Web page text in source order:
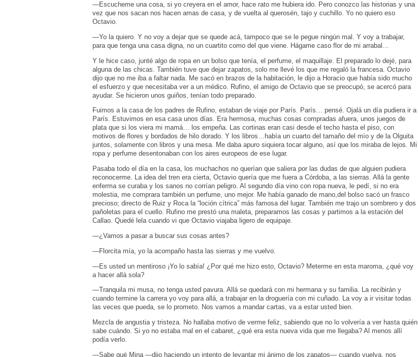
—Escucheme una cosa, si yo creyera en el amor, hace rato me hubiera ido. Pero conozco las historias y una
vez que nos sacan nos hacen amas de casa, y de vuelta al querosén, tajo y cuchillo. Yo no quiero eso
Octavio.
—Yo la quiero. Y no voy a dejar que se quede acá, tampoco que se le pegue ningún mal. Y voy a trabajar,
para que tenga una casa digna, no un cuartito como del que viene. Hágame caso flor de mi arrabal…
Y le hice caso, junté algo de ropa en un bolso que tenía, el perfume, el maquillaje. El preparado lo dejé, para
alguna de las chicas. También tuve que dejar zapatos, solo me llevé los que me regaló la francesa. Octavio
dijo que no me iba a faltar nada. Me sacó en brazos de la habitación, le dijo a Horacio que había sido mucho
el esfuerzo y que necesitaba ver a un médico. Rufino, el amigo de Octavio que se preocupó, se acercó para
ayudar. Se hicieron unos guiños, tenían todo preparado.
Fuimos a la casa de los padres de Rufino, estaban de viaje por París. París… pensé. Ojalá un día pudiera ir a
París. Estuvimos en esa casa unos días. Era hermosa, muchas cosas compradas afuera, unos juegos de
plata que si los viera mi mamá… los empeña. Las cortinas eran casi desde el techo hasta el piso, con
motivos de flores y bordados de hilo dorado. Y los libros…había un cuarto del tamaño del mío y de la Olguita
juntos, solamente con libros y una mesa. Me daba apuro siquiera tocar alguno, así que los miraba de lejos. Mi
ropa y perfume desentonaban con los aires europeos de ese lugar.
Pasaba todo el día en la casa, los muchachos no querían que saliera por las dudas de que alguien pudiera
reconocerme. La idea del tren era cierta, Octavio quería que me fuera a Córdoba, a las sierras. Allá la gente
enferma se curaba y los sanos no corrían peligro. Al segundo día vino con ropa nueva, le pedí, si no era
molestia, me comprara también un perfume, uno mejor. Me había ganado de mano,del bolso sacó un frasco
precioso; directo de Ruiz y Roca la “loción cítrica” más famosa del lugar. También me trajo un sombrero y dos
pañoletas para el cuello. Rufino me prestó una maleta, preparamos las cosas y partimos a la estación del
Callao. Quedé lela cuando vi que Octavio viajaba ligero de equipaje.
—¿Vamos a pasar a buscar sus cosas antes?
—Florcita mía, yo la acompaño hasta las sierras y me vuelvo.
—Es usted un mentiroso ¡Yo lo sabía! ¿Por qué me hizo esto, Octavio? Meterme en esta maroma, ¿qué voy
a hacer allá sola?
—Tranquila mi musa, no tenga usted pavura. Allá se quedará con mi hermana y su familia. La recibirán y
cuando termine la carrera yo voy para allá, a trabajar en la droguería con mi cuñado. La voy a ir visitar todas
las veces que pueda, se lo prometo. Nos vamos a mandar cartas, va a estar usted bien.
Mezcla de angustia y tristeza. No hallaba motivo de verme feliz, sabiendo que no lo volvería a ver hasta quién
sabe cuándo. Si yo no estaba mal en el cabaret, ¿qué era esta nueva vida que me llegaba? Al menos allí
podía verlo.
—Sabe qué Mina —dijo haciendo un intento de levantar mi ánimo de los zapatos— cuando vuelva, nos